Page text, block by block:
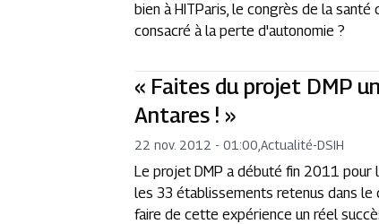
bien à HITParis, le congrès de la santé
consacré à la perte d'autonomie ?
« Faites du projet DMP
Antares ! »
22 nov. 2012 - 01:00 ,Actualité-DSIH
Le projet DMP a débuté fin 2011 pour
les 33 établissements retenus dans le
faire de cette expérience un réel